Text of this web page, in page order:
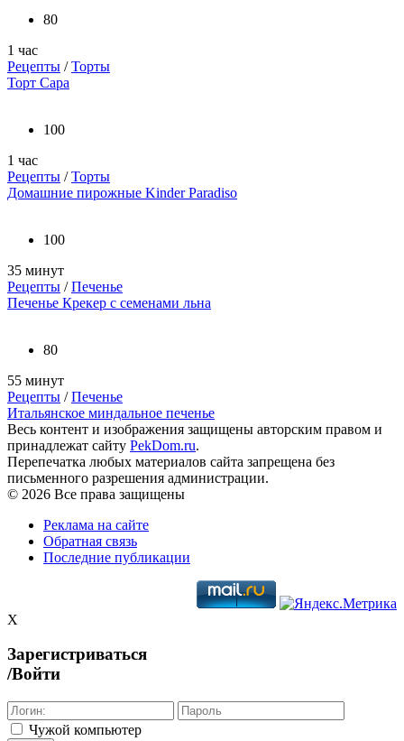
80
1 час
Рецепты /Торты
Торт Сара
100
1 час
Рецепты /Торты
Домашние пирожные Kinder Paradiso
100
35 минут
Рецепты /Печенье
Печенье Крекер с семенами льна
80
55 минут
Рецепты /Печенье
Итальянское миндальное печенье
Весь контент и изображения защищены авторским правом и
принадлежат сайту PekDom.ru.
Перепечатка любых материалов сайта запрещена без
письменного разрешения администрации.
© 2026 Все права защищены
Реклама на сайте
Обратная связь
Последние публикации
X
Зарегистриваться
/Войти
Чужой компьютер